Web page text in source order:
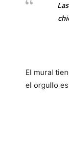
El mural
el orgullo